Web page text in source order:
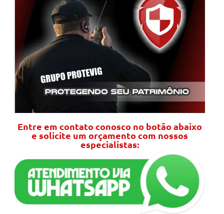
Entre em contato conosco no botão abaixo
e solicite um orçamento com nossos
especialistas: